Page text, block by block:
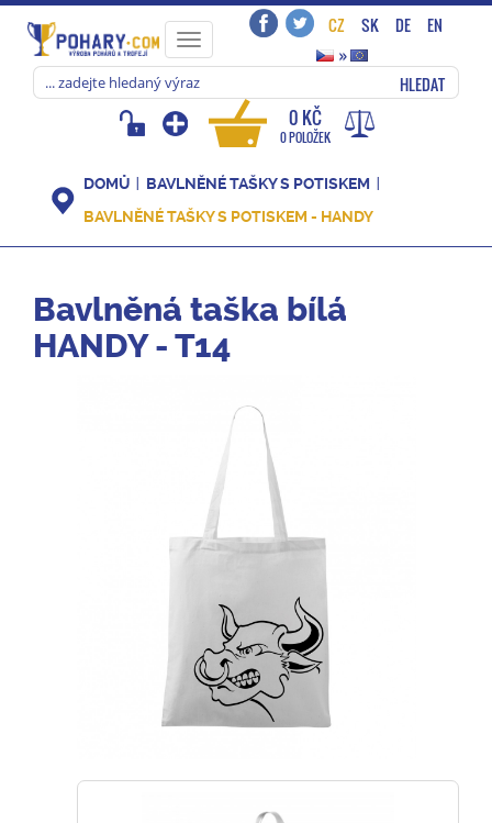
Toggle
navigation
CZ SK DE
EN
»
HLEDAT
0 KČ
0 POLOŽEK
DOMŮ
BAVLNĚNÉ TAŠKY S POTISKEM
BAVLNĚNÉ TAŠKY S POTISKEM - HANDY
Bavlněná taška bílá
HANDY - T14